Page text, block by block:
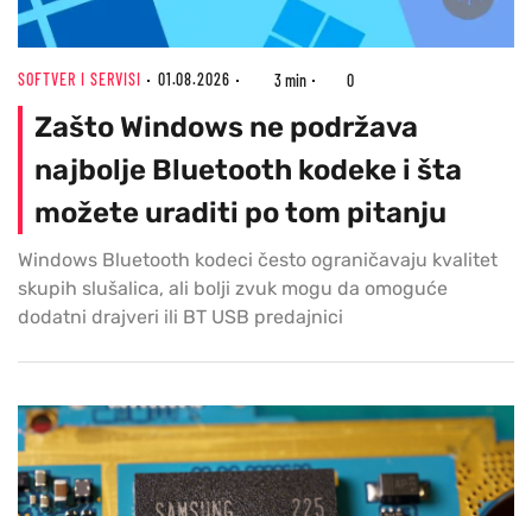
SOFTVER I SERVISI 01.08.2026 3 min 0
Zašto Windows ne podržava
najbolje Bluetooth kodeke i šta
možete uraditi po tom pitanju
Windows Bluetooth kodeci često ograničavaju kvalitet
skupih slušalica, ali bolji zvuk mogu da omoguće
dodatni drajveri ili BT USB predajnici